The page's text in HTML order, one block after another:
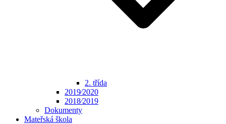
2. třída
2019⁄2020
2018⁄2019
Dokumenty
Mateřská škola